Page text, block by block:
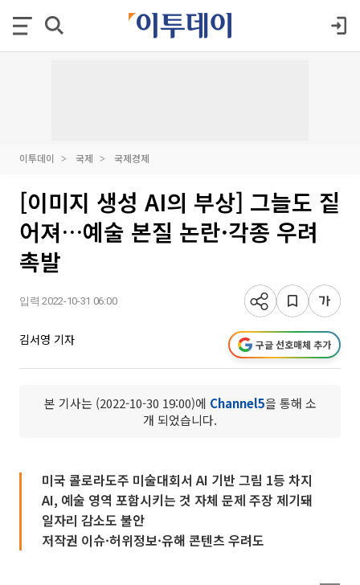
이투데이 국제 국제경제
[이미지 생성 AI의 부상] 그늘도 짙
어져…예술 본질 논란·각종 우려
촉발
입력 2022-10-31 06:00
김서영 기자 구글 선호매체 추가
본 기사는 (2022-10-30 19:00)에 Channel5을 통해 소
개 되었습니다.
미국 콜로라도주 미술대회서 AI 기반 그림 1등 차지
AI, 예술 영역 포함시키는 것 자체 문제 주장 제기돼
일자리 감소도 불안
저작권 이슈·허위정보·유해 콘텐츠 우려도